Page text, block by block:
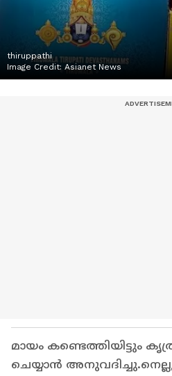
thiruppathi
Image Credit: Asianet News
മായം കണ്ടെത്തിയിട്ടും
ചെയ്യാൻ